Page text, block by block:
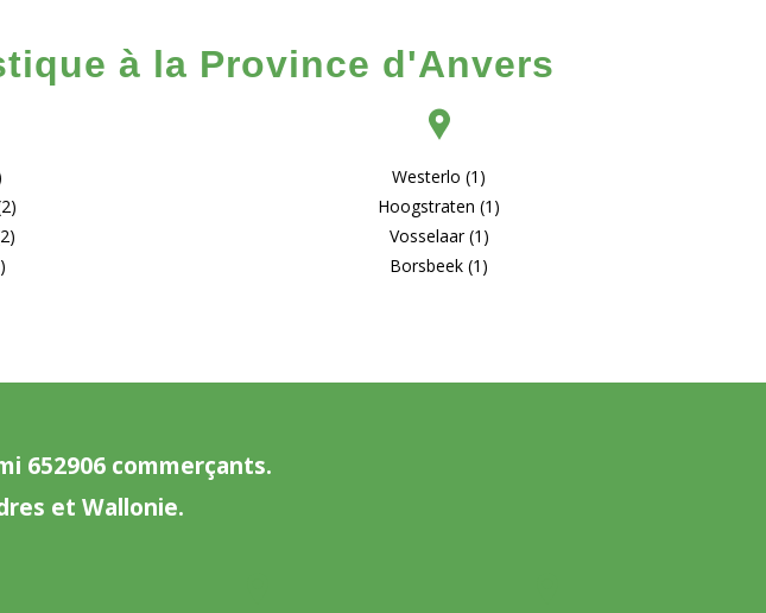
à la Province d'Anvers
Westerlo (1)
Hoogstraten (1)
Vosselaar (1)
Borsbeek (1)
652906 commerçants.
et Wallonie.